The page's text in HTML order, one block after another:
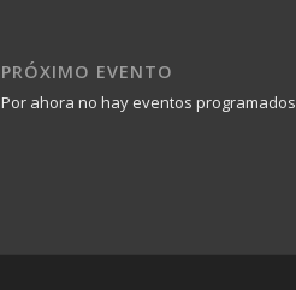
PRÓXIMO EVENTO
Por ahora no hay eventos programados